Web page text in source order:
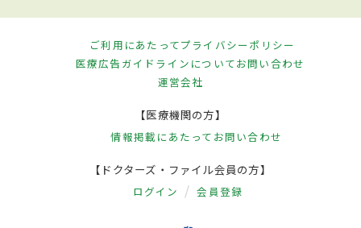
ご利用にあたってプライバシーポリシー
医療広告ガイドラインについてお問い合わせ
運営会社
【医療機関の方】
情報掲載にあたって お問い合わせ
【ドクターズ・ファイル会員の方】
ログイン 会員登録